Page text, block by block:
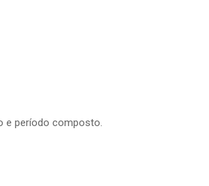
e período composto.